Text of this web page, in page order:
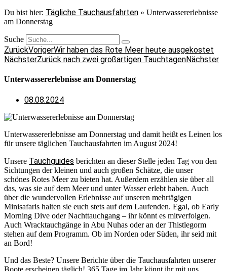
Du bist hier: Tägliche Tauchausfahrten » Unterwassererlebnisse
am Donnerstag
Suche
ZurückVorigerWir haben das Rote Meer heute ausgekostet
NächsterZurück nach zwei großartigen TauchtagenNächster
Unterwassererlebnisse am Donnerstag
08.08.2024
Unterwassererlebnisse am Donnerstag und damit heißt es Leinen los
für unsere täglichen Tauchausfahrten im August 2024!
Unsere Tauchguides berichten an dieser Stelle jeden Tag von den
Sichtungen der kleinen und auch großen Schätze, die unser
schönes Rotes Meer zu bieten hat. Außerdem erzählen sie über all
das, was sie auf dem Meer und unter Wasser erlebt haben. Auch
über die wundervollen Erlebnisse auf unseren mehrtägigen
Minisafaris halten sie euch stets auf dem Laufenden. Egal, ob Early
Morning Dive oder Nachttauchgang – ihr könnt es mitverfolgen.
Auch Wracktauchgänge in Abu Nuhas oder an der Thistlegorm
stehen auf dem Programm. Ob im Norden oder Süden, ihr seid mit
an Bord!
Und das Beste? Unsere Berichte über die Tauchausfahrten unserer
Boote erscheinen täglich! 365 Tage im Jahr könnt ihr mit uns